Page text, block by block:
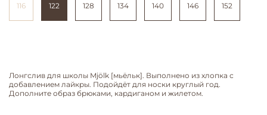
116 122 128 134 140 146 152
Лонгслив для школы Mjölk [мьёльк]. Выполнено из хлопка с
добавлением лайкры. Подойдёт для носки круглый год.
Дополните образ брюками, кардиганом и жилетом.